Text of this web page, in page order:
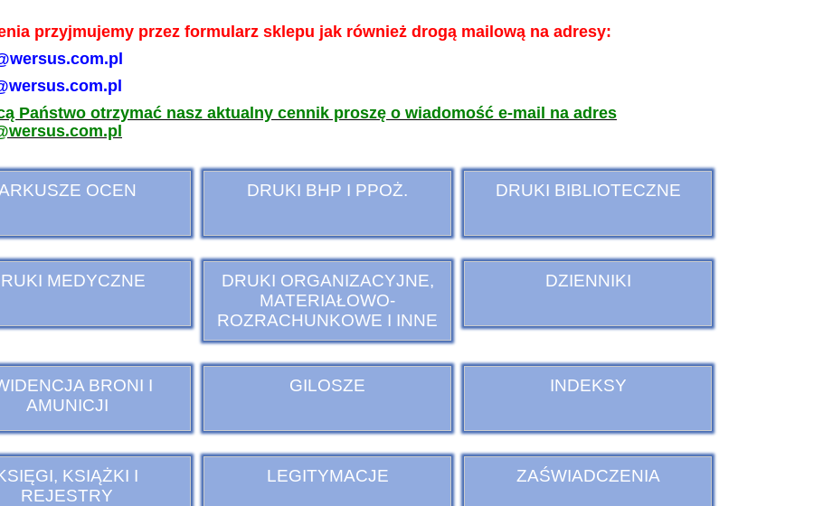
przyjmujemy przez formularz sklepu jak również drogą mailową na adresy:
Państwo otrzymać nasz aktualny cennik proszę o wiadomość e-mail na adres
OCEN DRUKI BHP I PPOŻ. DRUKI BIBLIOTECZNE
MEDYCZNE
DRUKI ORGANIZACYJNE,
MATERIAŁOWO-
ROZRACHUNKOWE I INNE
DZIENNIKI
BRONI I
AMUNICJI
GILOSZE INDEKSY
KSIĄŻKI I
REJESTRY
LEGITYMACJE ZAŚWIADCZENIA